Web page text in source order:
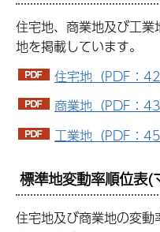
住宅地、商業地及び工
地を掲載しています。
住宅地（PDF：
商業地（PDF：
工業地（PDF：
標準地変動率順位表(
住宅地及び商業地の変